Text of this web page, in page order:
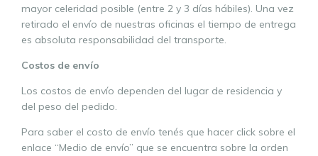
mayor celeridad posible (entre 2 y 3 días hábiles). Una vez
retirado el envío de nuestras oficinas el tiempo de entrega
es absoluta responsabilidad del transporte.
Costos de envío
Los costos de envío dependen del lugar de residencia y
del peso del pedido.
Para saber el costo de envío tenés que hacer click sobre el
enlace “Medio de envío” que se encuentra sobre la orden